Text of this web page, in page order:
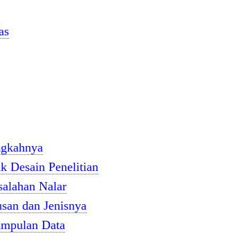
Desain Penelitian
Nalar
dan Jenisnya
Data